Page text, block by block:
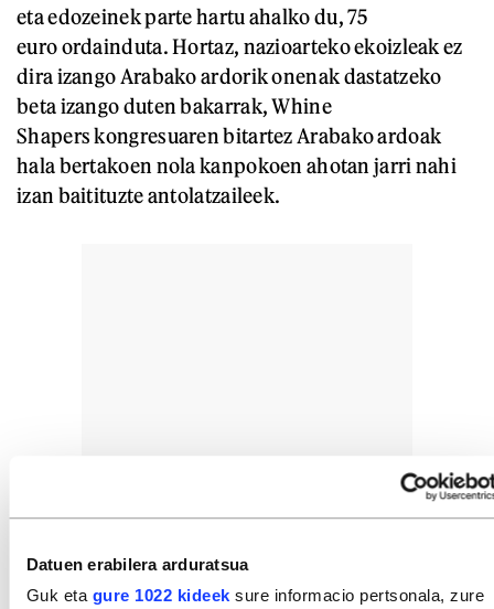
Datuen erabilera arduratsua
Guk eta gure 1022 kideek sure informacio pertsonala, zure
eta edozeinek parte hartu ahalko du, 75
euro ordainduta. Hortaz, nazioarteko ekoizleak ez
dira izango Arabako ardorik onenak dastatzeko
beta izango duten bakarrak, Whine
Shapers kongresuaren bitartez Arabako ardoak
hala bertakoen nola kanpokoen ahotan jarri nahi
izan baitituzte antolatzaileek.